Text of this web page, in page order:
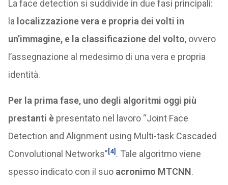
La face detection si suddivide in due fasi principali:
la localizzazione vera e propria dei volti in
un’immagine, e la classificazione del volto, ovvero
l’assegnazione al medesimo di una vera e propria
identità.
Per la prima fase, uno degli algoritmi oggi più
prestanti èpresentato nel lavoro “Joint Face
Detection and Alignment using Multi-task Cascaded
Convolutional Networks”[4] . Tale algoritmo viene
spesso indicato con il suo acronimo MTCNN.